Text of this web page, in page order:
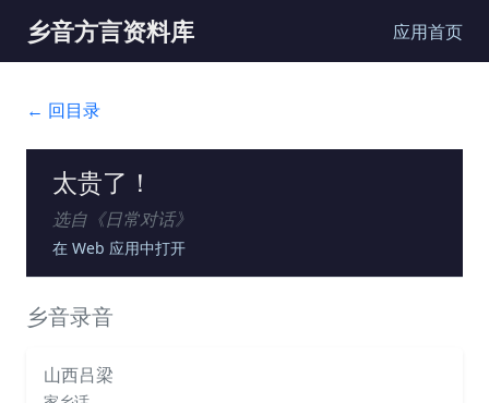
乡音方言资料库 应用首页
← 回目录
太贵了！
选自《日常对话》
在 Web 应用中打开
乡音录音
山西吕梁